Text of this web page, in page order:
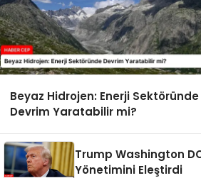
Beyaz Hidrojen: Enerji Sektöründe
Devrim Yaratabilir mi?
Trump Washington
Yönetimini Eleştirdi